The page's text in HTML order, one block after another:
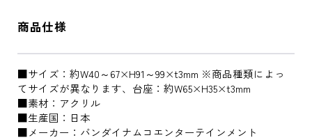
商品仕様
■サイズ：約W40～67×H91～99×t3mm ※商品種類によっ
てサイズが異なります、台座：約W65×H35×t3mm
■素材：アクリル
■生産国：日本
■メーカー：バンダイナムコエンターテインメント